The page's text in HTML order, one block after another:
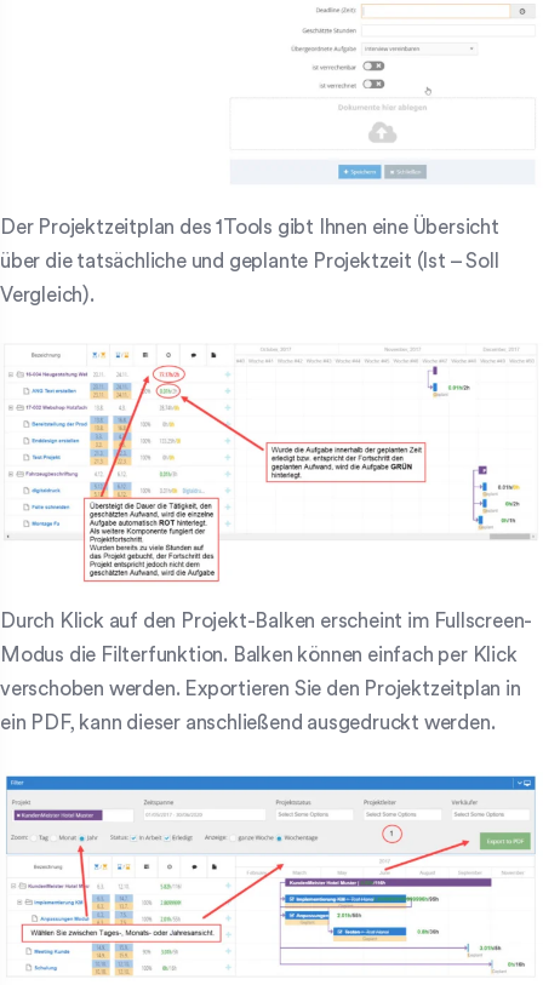
Der Projektzeitplan des 1Tools gibt Ihnen eine Übersicht
über die tatsächliche und geplante Projektzeit (Ist – Soll
Vergleich).
Durch Klick auf den Projekt-Balken erscheint im Fullscreen-
Modus die Filterfunktion. Balken können einfach per Klick
verschoben werden. Exportieren Sie den Projektzeitplan in
ein PDF, kann dieser anschließend ausgedruckt werden.